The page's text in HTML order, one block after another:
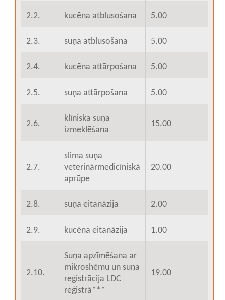
2.2. kucēna atblusošana 5.00
2.3. suņa atblusošana 5.00
2.4. kucēna attārpošana 5.00
2.5. suņa attārpošana 5.00
2.6.
klīniska suņa
izmeklēšana
15.00
2.7.
slima suņa
veterinārmedicīniskā
aprūpe
20.00
2.8. suņa eitanāzija 2.00
2.9. kucēna eitanāzija 1.00
2.10.
Suņa apzīmēšana ar
mikroshēmu un suņa
reģistrācija LDC
reģistrā***
19.00